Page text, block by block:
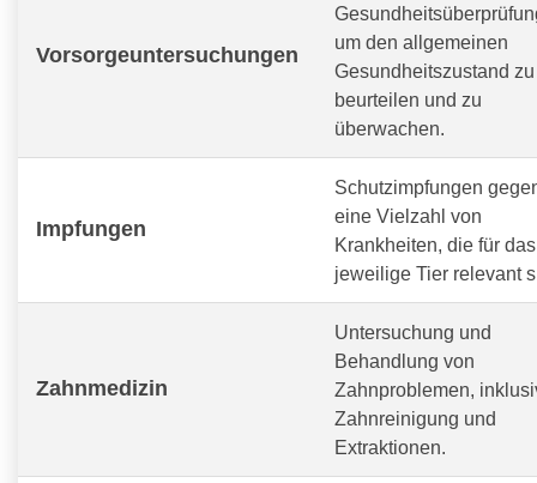
Vorsorgeuntersuchungen
um den allgemeinen
Gesundheitszustand zu
beurteilen und zu
überwachen.
Impfungen
Schutzimpfungen
eine Vielzahl von
Krankheiten, die für das
jeweilige Tier relevant
Zahnmedizin
Untersuchung und
Behandlung von
Zahnproblemen,
Zahnreinigung und
Extraktionen.